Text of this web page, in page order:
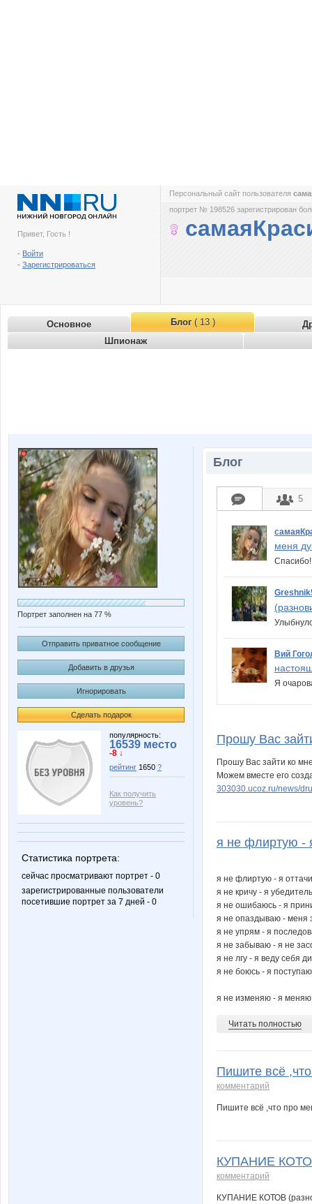
Привет, Гость !
- Войти
- Зарегистрироваться
Персональный сайт пользователя
портрет № 198526 зарегистрирован
Основное Блог( 13 )
Шпионаж
Портрет заполнен на 77 %
Отправить приватное сообщение
Добавить в друзья
Игнорировать
Сделать подарок
популярность:
16539 место
-8 ↓
рейтинг 1650 ?
Как получить
уровень?
Статистика портрета:
сейчас просматривают портрет - 0
зарегистрированные пользователи
посетившие портрет за 7 дней - 0
Блог
5
меня
Вий
Я
Прошу Вас
Прошу Вас зайти ко
Можем вместе его
303030.ucoz.ru/news/
я не флиртую -
я не флиртую - я
я не кричу - я
я не ошибаюсь - я
я не опаздываю - меня
я не упрям - я
я не забываю - я не
я не лгу - я веду себя
я не боюсь - я
я не изменяю - я меняю
Читать полностью
Пишите всё
комментарий
Пишите всё ,что про
КУПАНИЕ
комментарий
КУПАНИЕ КОТОВ